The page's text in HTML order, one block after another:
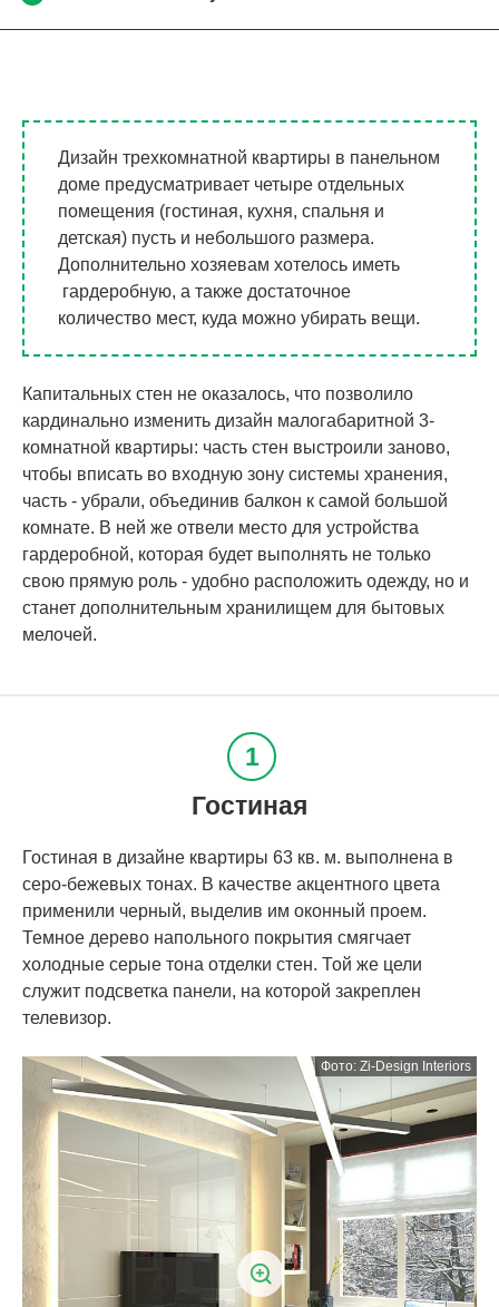
Дизайн трехкомнатной квартиры в панельном
доме предусматривает четыре отдельных
помещения (гостиная, кухня, спальня и
детская) пусть и небольшого размера.
Дополнительно хозяевам хотелось иметь
гардеробную, а также достаточное
количество мест, куда можно убирать вещи.
Капитальных стен не оказалось, что позволило
кардинально изменить дизайн малогабаритной 3-
комнатной квартиры: часть стен выстроили заново,
чтобы вписать во входную зону системы хранения,
часть - убрали, объединив балкон к самой большой
комнате. В ней же отвели место для устройства
гардеробной, которая будет выполнять не только
свою прямую роль - удобно расположить одежду, но и
станет дополнительным хранилищем для бытовых
мелочей.
Гостиная
Гостиная в дизайне квартиры 63 кв. м. выполнена в
серо-бежевых тонах. В качестве акцентного цвета
применили черный, выделив им оконный проем.
Темное дерево напольного покрытия смягчает
холодные серые тона отделки стен. Той же цели
служит подсветка панели, на которой закреплен
телевизор.